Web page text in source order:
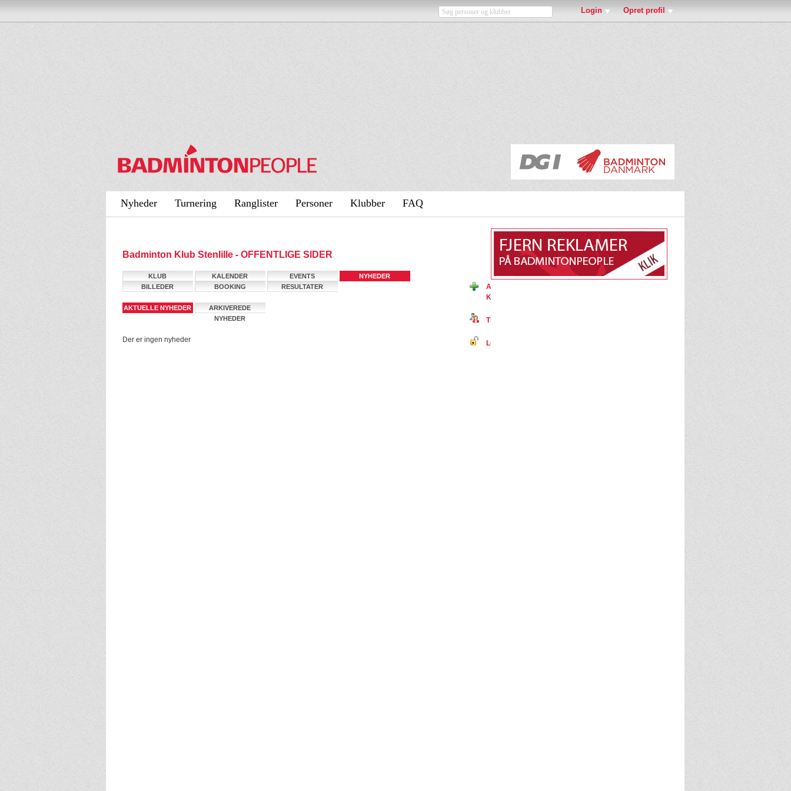
Login Opret profil
Nyheder Turnering Ranglister Personer Klubber FAQ
Badminton Klub Stenlille - OFFENTLIGE SIDER
KLUB KALENDER EVENTS
NYHEDER
BILLEDER
BOOKING RESULTATER
AKTUELLE NYHEDER
ARKIVEREDE
NYHEDER
Der er ingen nyheder
Ansøg om medlemsskab af Badminton
Klub Stenlille på BadmintonPeople
Tilmeld dig BadmintonPeople
Log ind på BadmintonPeople